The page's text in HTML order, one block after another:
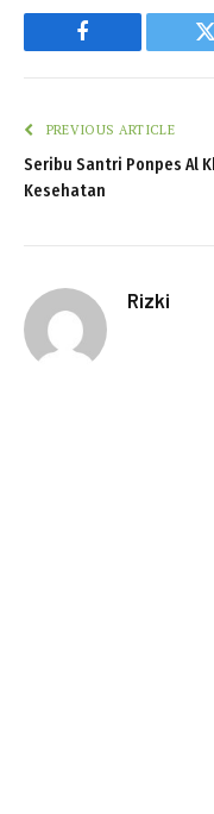
Facebook
PREVIOUS ARTICLE
Seribu Santri Ponpes Al
Kesehatan
Rizki